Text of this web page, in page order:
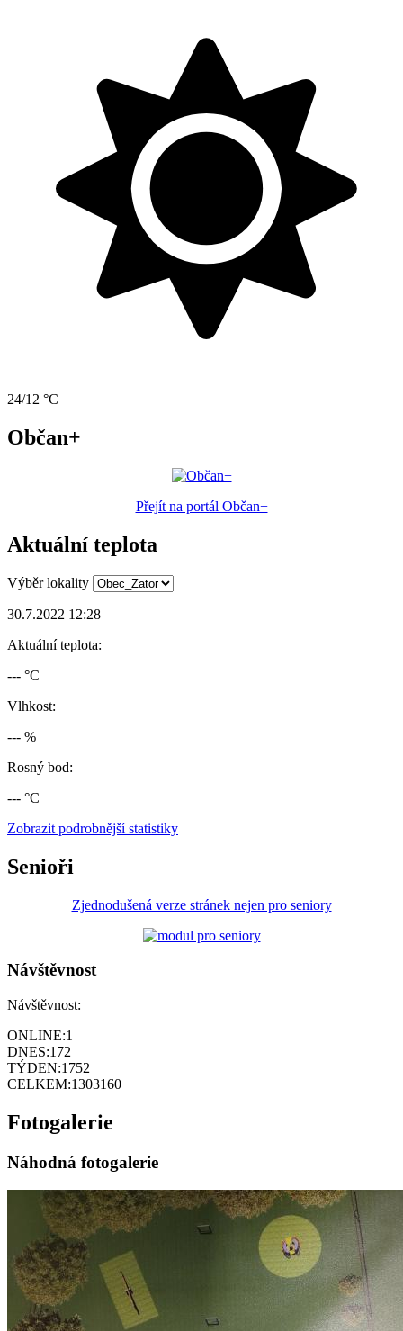
24/12 °C
Občan+
Přejít na portál Občan+
Aktuální teplota
Výběr lokality
30.7.2022 12:28
Aktuální teplota:
--- °C
Vlhkost:
--- %
Rosný bod:
--- °C
Zobrazit podrobnější statistiky
Senioři
Zjednodušená verze stránek nejen pro seniory
Návštěvnost
Návštěvnost:
ONLINE:1
DNES:172
TÝDEN:1752
CELKEM:1303160
Fotogalerie
Náhodná fotogalerie